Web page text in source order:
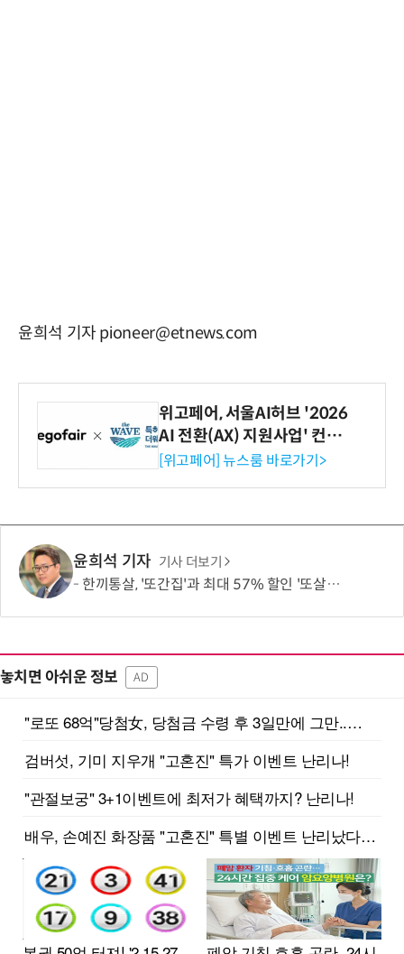
윤희석 기자 pioneer@etnews.com
위고페어, 서울AI허브 '2026
AI 전환(AX) 지원사업' 컨소
시엄 선정
[위고페어] 뉴스룸 바로가기>
윤희석 기자 기사 더보기
한끼통살, '또간집'과 최대 57% 할인 '또살집' 프로모션
놓치면 아쉬운 정보 AD